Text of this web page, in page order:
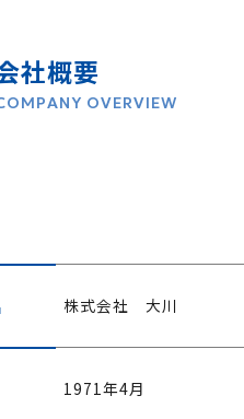
社概要
OVERVIEW
株式会社 大川
1971年4月